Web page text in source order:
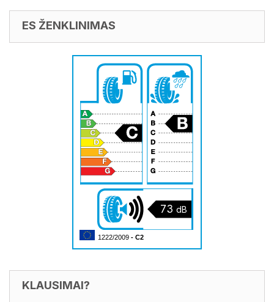
ES ŽENKLINIMAS
73 dB
1222/2009 - C2
KLAUSIMAI?